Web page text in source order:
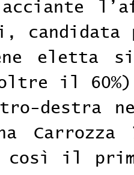
eletta
il 60%)
destra
Carrozza
così il